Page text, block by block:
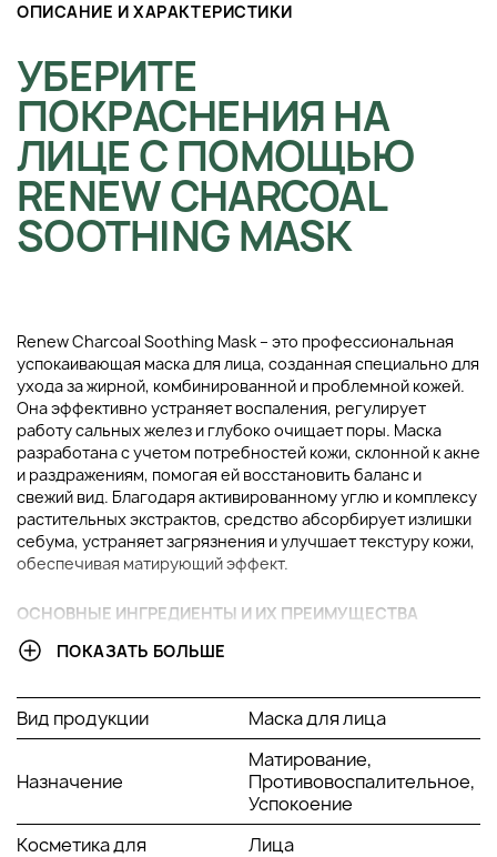
ОПИСАНИЕ И ХАРАКТЕРИСТИКИ
УБЕРИТЕ
ПОКРАСНЕНИЯ НА
ЛИЦЕ С ПОМОЩЬЮ
RENEW CHARCOAL
SOOTHING MASK
Renew Charcoal Soothing Mask – это профессиональная
успокаивающая маска для лица, созданная специально для
ухода за жирной, комбинированной и проблемной кожей.
Она эффективно устраняет воспаления, регулирует
работу сальных желез и глубоко очищает поры. Маска
разработана с учетом потребностей кожи, склонной к акне
и раздражениям, помогая ей восстановить баланс и
свежий вид. Благодаря активированному углю и комплексу
растительных экстрактов, средство абсорбирует излишки
себума, устраняет загрязнения и улучшает текстуру кожи,
обеспечивая матирующий эффект.
ОСНОВНЫЕ ИНГРЕДИЕНТЫ И ИХ ПРЕИМУЩЕСТВА
Активированный уголь
загрязнения и токсины. Он помогает снизить
жирность кожи, предотвращая появление
воспалений и высыпаний.
Каолин (белая глина)
: минеральный компонент,
способствующий детоксикации кожи, вытягивая
излишки себума и загрязнения. Также он обладает
мягким подсушивающим эффектом, уменьшая
ПОКАЗАТЬ БОЛЬШЕ
Вид продукции Маска для лица
Назначение
Матирование,
Противовоспалительное,
Успокоение
Косметика для
Лица